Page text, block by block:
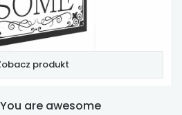
produkt
are awesome